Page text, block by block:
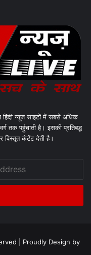
हिंदी न्यूज साइटों में सबसे अधिक
तक पहुंचाती है। इसकी प्रतिबद्ध
विस्तृत कंटेंट देती है।
| Proudly Design by